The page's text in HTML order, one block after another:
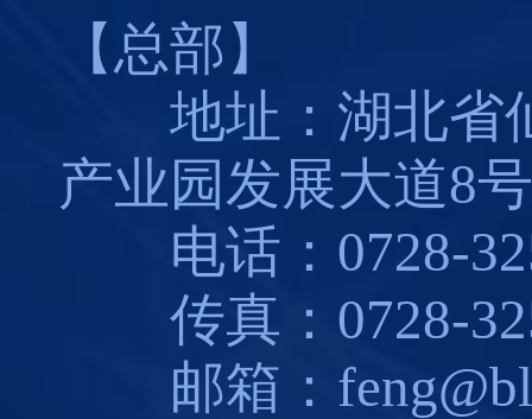
【总部】
地址：湖北省
产业园发展大道8号
电话：0728-
传真：0728-
邮箱：